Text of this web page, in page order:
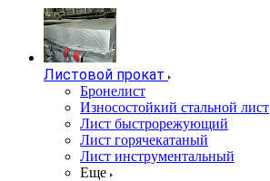
Листовой прокат
Бронелист
Износостойкий стальной лист
Лист быстрорежующий
Лист горячекатаный
Лист инструментальный
Еще